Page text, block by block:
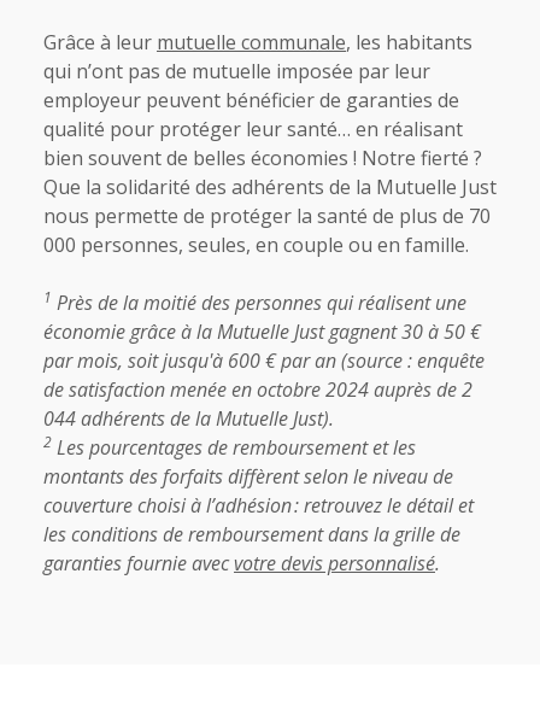
Grâce à leur mutuelle communale, les habitants
qui n’ont pas de mutuelle imposée par leur
employeur peuvent bénéficier de garanties de
qualité pour protéger leur santé… en réalisant
bien souvent de belles économies ! Notre fierté ?
Que la solidarité des adhérents de la Mutuelle Just
nous permette de protéger la santé de plus de 70
000 personnes, seules, en couple ou en famille.
1 Près de la moitié des personnes qui réalisent une
économie grâce à la Mutuelle Just gagnent 30 à 50 €
par mois, soit jusqu'à 600 € par an (source : enquête
de satisfaction menée en octobre 2024 auprès de 2
044 adhérents de la Mutuelle Just).
2 Les pourcentages de remboursement et les
montants des forfaits diffèrent selon le niveau de
couverture choisi à l’adhésion : retrouvez le détail et
les conditions de remboursement dans la grille de
garanties fournie avecvotre devis personnalisé.